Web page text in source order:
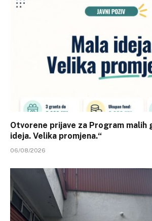
Otvorene prijave za Program malih
ideja. Velika promjena.“
06/08/2026